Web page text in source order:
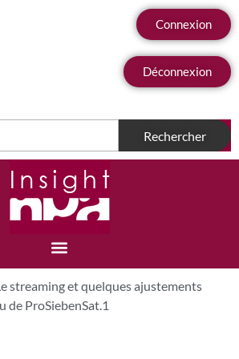
Connexion
Déconnexion
streaming et quelques ajustements
de ProSiebenSat.1